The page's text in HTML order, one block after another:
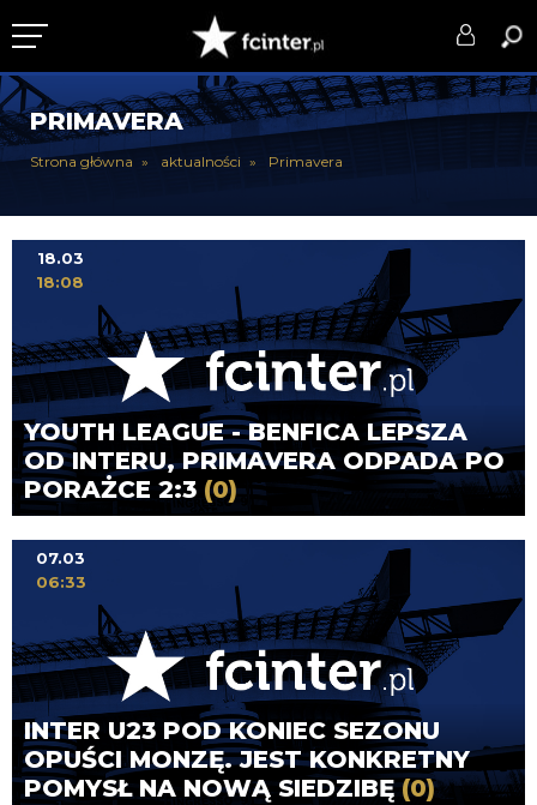
KLUB
DRUŻYNA
PUCHARY
DLA TIFOSICH
SERWIS
PRIMAVERA
Strona główna aktualności Primavera
YOUTH LEAGUE - BENFICA LEPSZA
OD INTERU, PRIMAVERA ODPADA PO
PORAŻCE 2:3 (0)
18.03
18:08
INTER U23 POD KONIEC SEZONU
OPUŚCI MONZĘ. JEST KONKRETNY
POMYSŁ NA NOWĄ SIEDZIBĘ (0)
07.03
06:33